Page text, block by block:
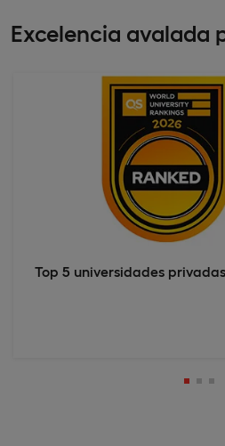
Excelencia avalada
Top 5 universidades